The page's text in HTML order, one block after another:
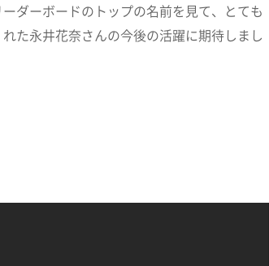
ダーボードのトップの名前を見て、とても
た永井花奈さんの今後の活躍に期待しまし